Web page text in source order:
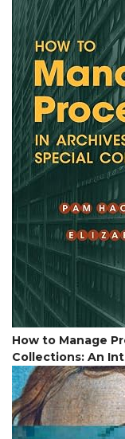
How to Manage
Collections: An